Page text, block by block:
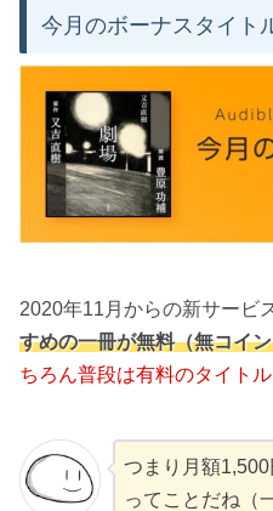
今月のボーナスタイト
2020年11月からの新サービ
すめの一冊が無料（無コイ
ちろん普段は有料のタイトル
つまり月額
ってことだね（